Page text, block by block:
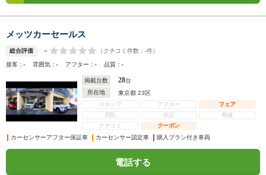
メッツカーセールス
総合評価 - （クチコミ件数： -件）
接客：- 雰囲気：- アフター：- 品質：-
掲載台数 28台
所在地
東京都 23区
スタッフ
アフター
フェア
買取
保証
整備
クチコミ
クーポン
カーセンサーアフター保証車
カーセンサー認定車 購入プラン付き車両
電話する